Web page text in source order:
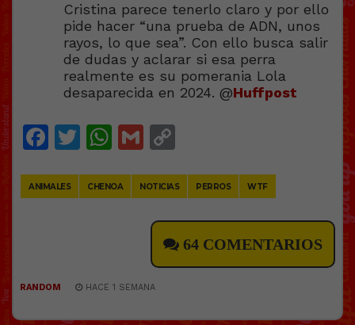
Cristina parece tenerlo claro y por ello
pide hacer “una prueba de ADN, unos
rayos, lo que sea”. Con ello busca salir
de dudas y aclarar si esa perra
realmente es su pomerania Lola
desaparecida en 2024. @Huffpost
Facebook
Twitter
WhatsApp
Gmail
ANIMALES CHENOA NOTICIAS PERROS WTF
64 COMENTARIOS
RANDOM HACE 1 SEMANA